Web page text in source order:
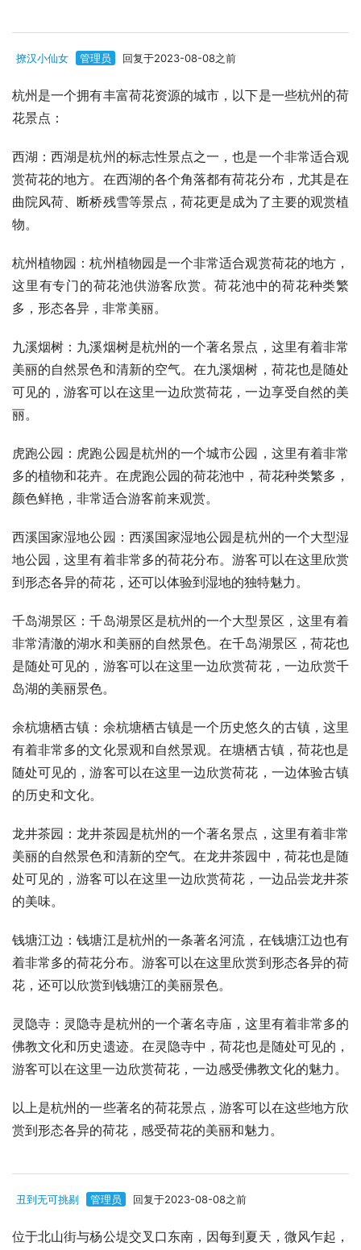
撩汉小仙女 管理员 回复于2023-08-08之前
杭州是一个拥有丰富荷花资源的城市，以下是一些杭州的荷
花景点：
西湖：西湖是杭州的标志性景点之一，也是一个非常适合观
赏荷花的地方。在西湖的各个角落都有荷花分布，尤其是在
曲院风荷、断桥残雪等景点，荷花更是成为了主要的观赏植
物。
杭州植物园：杭州植物园是一个非常适合观赏荷花的地方，
这里有专门的荷花池供游客欣赏。荷花池中的荷花种类繁
多，形态各异，非常美丽。
九溪烟树：九溪烟树是杭州的一个著名景点，这里有着非常
美丽的自然景色和清新的空气。在九溪烟树，荷花也是随处
可见的，游客可以在这里一边欣赏荷花，一边享受自然的美
丽。
虎跑公园：虎跑公园是杭州的一个城市公园，这里有着非常
多的植物和花卉。在虎跑公园的荷花池中，荷花种类繁多，
颜色鲜艳，非常适合游客前来观赏。
西溪国家湿地公园：西溪国家湿地公园是杭州的一个大型湿
地公园，这里有着非常多的荷花分布。游客可以在这里欣赏
到形态各异的荷花，还可以体验到湿地的独特魅力。
千岛湖景区：千岛湖景区是杭州的一个大型景区，这里有着
非常清澈的湖水和美丽的自然景色。在千岛湖景区，荷花也
是随处可见的，游客可以在这里一边欣赏荷花，一边欣赏千
岛湖的美丽景色。
余杭塘栖古镇：余杭塘栖古镇是一个历史悠久的古镇，这里
有着非常多的文化景观和自然景观。在塘栖古镇，荷花也是
随处可见的，游客可以在这里一边欣赏荷花，一边体验古镇
的历史和文化。
龙井茶园：龙井茶园是杭州的一个著名景点，这里有着非常
美丽的自然景色和清新的空气。在龙井茶园中，荷花也是随
处可见的，游客可以在这里一边欣赏荷花，一边品尝龙井茶
的美味。
钱塘江边：钱塘江是杭州的一条著名河流，在钱塘江边也有
着非常多的荷花分布。游客可以在这里欣赏到形态各异的荷
花，还可以欣赏到钱塘江的美丽景色。
灵隐寺：灵隐寺是杭州的一个著名寺庙，这里有着非常多的
佛教文化和历史遗迹。在灵隐寺中，荷花也是随处可见的，
游客可以在这里一边欣赏荷花，一边感受佛教文化的魅力。
以上是杭州的一些著名的荷花景点，游客可以在这些地方欣
赏到形态各异的荷花，感受荷花的美丽和魅力。
丑到无可挑剔 管理员 回复于2023-08-08之前
位于北山街与杨公堤交叉口东南，因每到夏天，微风乍起，